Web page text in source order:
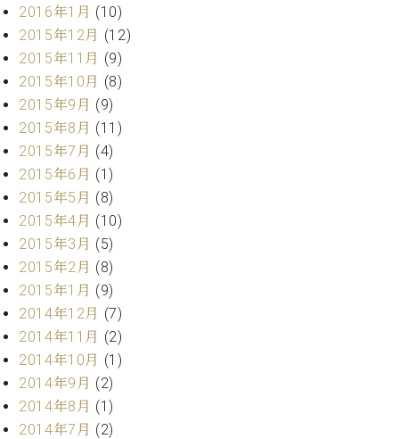
フ
マ
ン
ヴ
ィ
ジ
ョ
ン
C.BECHSTEIN
Digital(ベ
ヒ
シ
ュ
タ
イ
ン
デ
ジ
タ
ル)
技
術
者
介
展示
情報
【ユ
ーロ
ピア
ノ特
選中
古】
イ
ベ
ン
情
報
八
王
子
2016年1月 (10)
2015年12月 (12)
2015年11月 (9)
2015年10月 (8)
2015年9月 (9)
2015年8月 (11)
2015年7月 (4)
2015年6月 (1)
2015年5月 (8)
2015年4月 (10)
2015年3月 (5)
2015年2月 (8)
2015年1月 (9)
2014年12月 (7)
2014年11月 (2)
2014年10月 (1)
2014年9月 (2)
2014年8月 (1)
2014年7月 (2)